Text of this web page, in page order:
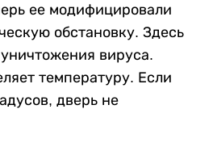
ее модифицировали
обстановку. Здесь
вируса.
температуру. Если
дверь не